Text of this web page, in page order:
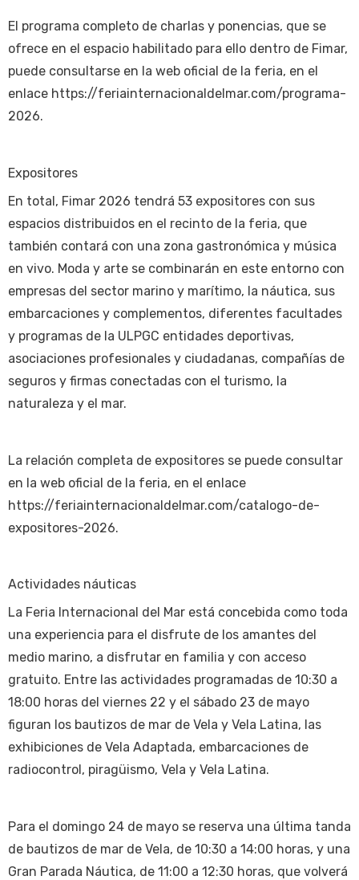
El programa completo de charlas y ponencias, que se
ofrece en el espacio habilitado para ello dentro de Fimar,
puede consultarse en la web oficial de la feria, en el
enlace https://feriainternacionaldelmar.com/programa-
2026.
Expositores
En total, Fimar 2026 tendrá 53 expositores con sus
espacios distribuidos en el recinto de la feria, que
también contará con una zona gastronómica y música
en vivo. Moda y arte se combinarán en este entorno con
empresas del sector marino y marítimo, la náutica, sus
embarcaciones y complementos, diferentes facultades
y programas de la ULPGC entidades deportivas,
asociaciones profesionales y ciudadanas, compañías de
seguros y firmas conectadas con el turismo, la
naturaleza y el mar.
La relación completa de expositores se puede consultar
en la web oficial de la feria, en el enlace
https://feriainternacionaldelmar.com/catalogo-de-
expositores-2026.
Actividades náuticas
La Feria Internacional del Mar está concebida como toda
una experiencia para el disfrute de los amantes del
medio marino, a disfrutar en familia y con acceso
gratuito. Entre las actividades programadas de 10:30 a
18:00 horas del viernes 22 y el sábado 23 de mayo
figuran los bautizos de mar de Vela y Vela Latina, las
exhibiciones de Vela Adaptada, embarcaciones de
radiocontrol, piragüismo, Vela y Vela Latina.
Para el domingo 24 de mayo se reserva una última tanda
de bautizos de mar de Vela, de 10:30 a 14:00 horas, y una
Gran Parada Náutica, de 11:00 a 12:30 horas, que volverá